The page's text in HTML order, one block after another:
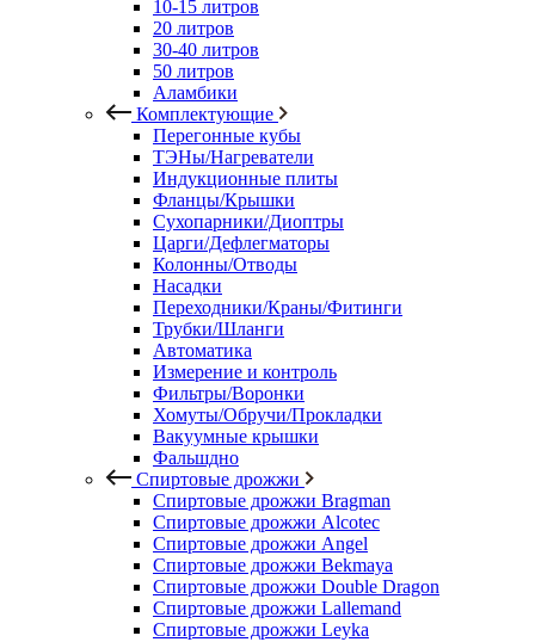
10-15 литров
20 литров
30-40 литров
50 литров
Аламбики
Комплектующие
Перегонные кубы
ТЭНы/Нагреватели
Индукционные плиты
Фланцы/Крышки
Сухопарники/Диоптры
Царги/Дефлегматоры
Колонны/Отводы
Насадки
Переходники/Краны/Фитинги
Трубки/Шланги
Автоматика
Измерение и контроль
Фильтры/Воронки
Хомуты/Обручи/Прокладки
Вакуумные крышки
Фальшдно
Спиртовые дрожжи
Спиртовые дрожжи Bragman
Спиртовые дрожжи Alcotec
Спиртовые дрожжи Angel
Спиртовые дрожжи Bekmaya
Спиртовые дрожжи Double Dragon
Спиртовые дрожжи Lallemand
Спиртовые дрожжи Leyka